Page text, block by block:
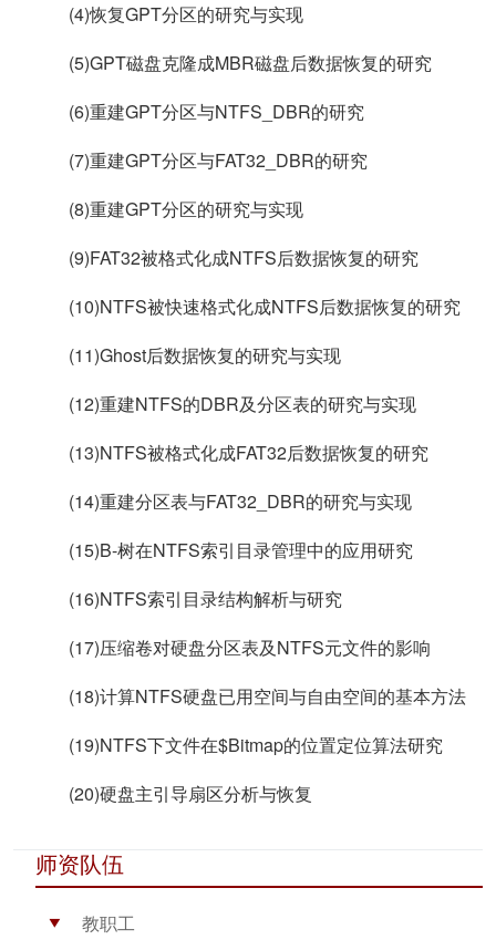
(4)恢复GPT分区的研究与实现
(5)GPT磁盘克隆成MBR磁盘后数据恢复的研究
(6)重建GPT分区与NTFS_DBR的研究
(7)重建GPT分区与FAT32_DBR的研究
(8)重建GPT分区的研究与实现
(9)FAT32被格式化成NTFS后数据恢复的研究
(10)NTFS被快速格式化成NTFS后数据恢复的研究
(11)Ghost后数据恢复的研究与实现
(12)重建NTFS的DBR及分区表的研究与实现
(13)NTFS被格式化成FAT32后数据恢复的研究
(14)重建分区表与FAT32_DBR的研究与实现
(15)B-树在NTFS索引目录管理中的应用研究
(16)NTFS索引目录结构解析与研究
(17)压缩卷对硬盘分区表及NTFS元文件的影响
(18)计算NTFS硬盘已用空间与自由空间的基本方法
(19)NTFS下文件在$Bitmap的位置定位算法研究
(20)硬盘主引导扇区分析与恢复
师资队伍
▶
教职工